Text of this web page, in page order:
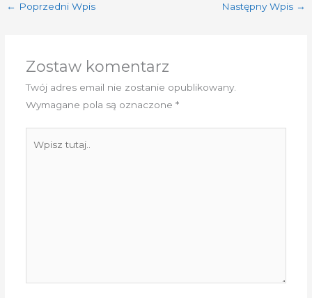
← Poprzedni Wpis Następny Wpis →
Zostaw komentarz
Twój adres email nie zostanie opublikowany.
Wymagane pola są oznaczone *
tutaj..